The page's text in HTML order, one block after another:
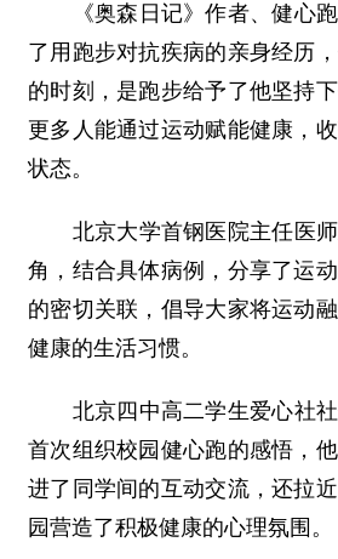
《奥森日记》作者、健心跑
了用跑步对抗疾病的亲身经历
的时刻，是跑步给予了他坚持
更多人能通过运动赋能健康，
状态。
北京大学首钢医院主任医师
角，结合具体病例，分享了运
的密切关联，倡导大家将运动
健康的生活习惯。
北京四中高二学生爱心社社
首次组织校园健心跑的感悟，
进了同学间的互动交流，还拉
园营造了积极健康的心理氛围。